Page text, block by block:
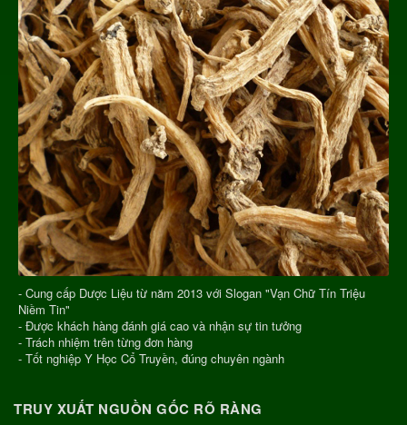
- Cung cấp Dược Liệu từ năm 2013 với Slogan "Vạn Chữ Tín Triệu
Niềm Tin"
- Được khách hàng đánh giá cao và nhận sự tin tưởng
- Trách nhiệm trên từng đơn hàng
- Tốt nghiệp Y Học Cổ Truyền, đúng chuyên ngành
TRUY XUẤT NGUỒN GỐC RÕ RÀNG